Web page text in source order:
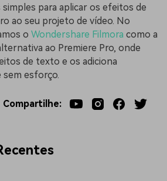
simples para aplicar os efeitos de
ao seu projeto de vídeo. No
o Wondershare Filmora como a
ao Premiere Pro, onde
de texto e os adiciona
esforço.
Compartilhe: